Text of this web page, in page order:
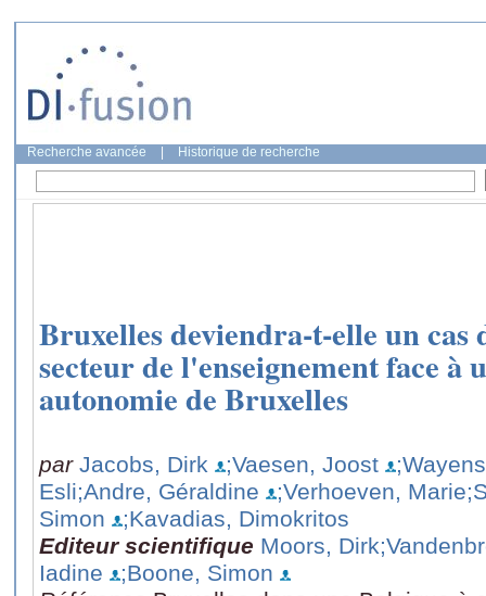
Recherche avancée Historique de recherche
Bruxelles deviendra-t-elle un cas
secteur de l'enseignement face à
autonomie de Bruxelles
par Jacobs, Dirk ;Vaesen, Joost
Esli;Andre, Géraldine ;Verhoeven, Marie
Simon
;Kavadias, Dimokritos
Editeur scientifique Moors, Dirk
Iadine
;Boone, Simon